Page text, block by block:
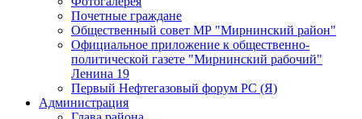
Почетные граждане
Общественный совет МР "Мирнинский район"
Официальное приложение к общественно-
политической газете "Мирнинский рабочий"
Ленина 19
Первый Нефтегазовый форум РС (Я)
Администрация